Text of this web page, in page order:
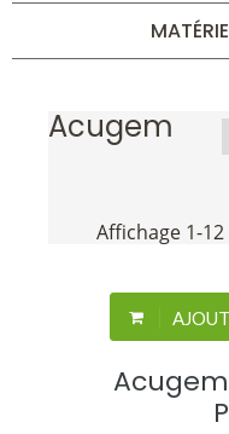
Acugem
Affichage 1-